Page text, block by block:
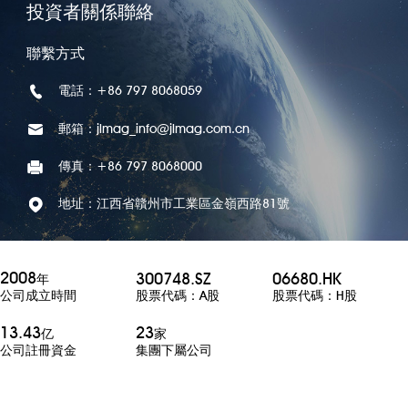
投資者關係聯絡
聯繫方式
電話：+86 797 8068059
郵箱：jlmag_info@jlmag.com.cn
傳真：+86 797 8068000
地址：江西省贛州市工業區金嶺西路81號
2008年
公司成立時間
300748.SZ
股票代碼：A股
06680.HK
股票代碼：H股
13.43亿
公司註冊資金
23家
集團下屬公司